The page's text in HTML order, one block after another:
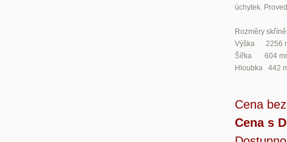
úchytek.
Rozměry
Výška 2256
Šířka 604
Hloubka 442
Cena
Cena s